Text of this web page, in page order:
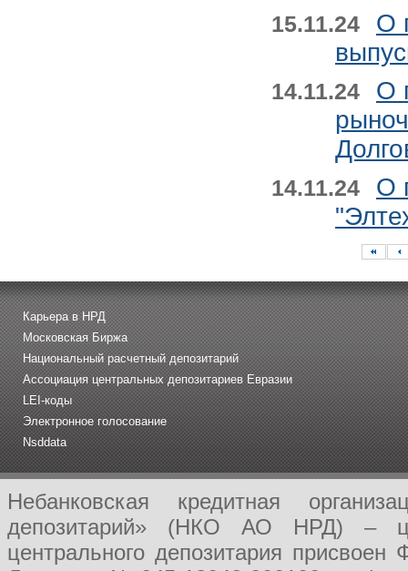
15.11.24
О
14.11.24
О
14.11.24
О
Карьера в НРД
Московская Биржа
Национальный расчетный депозитарий
Ассоциация центральных депозитариев Евразии
LEI-коды
Электронное голосование
Nsddata
Небанковская кредитная
депозитарий» (НКО АО НРД) –
центрального депозитария